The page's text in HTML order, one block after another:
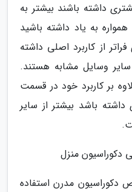
داشته باشند بیشتر به
به یاد داشته باشید
از کاربرد اصلی داشته
سایر وسایل مشابه هستند.
بر کاربرد خود در قسمت
باشد بیشتر از سایر
مدرن استفاده